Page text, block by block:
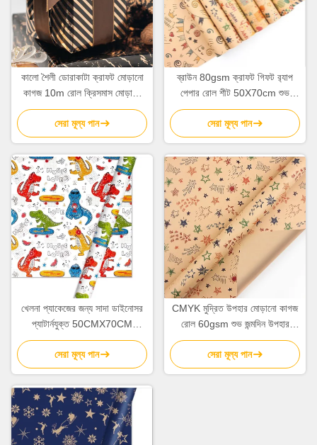
কালো শৈলী ডোরাকাটা ক্রাফট মোড়ানো
কাগজ 10m রোল ক্রিসমাস মোড়ানো
কাগজ OEM
সেরা মূল্য পান
ব্রাউন 80gsm ক্রাফট গিফট র‍্যাপ
পেপার রোল শীট 50X70cm শুভ
জন্মদিন প্যাটার্ন
সেরা মূল্য পান
খেলনা প্যাকেজের জন্য সাদা ডাইনোসর
প্যাটার্নযুক্ত 50CMX70CM
উপহারের মোড়ক পেপার রোল
সেরা মূল্য পান
CMYK মুদ্রিত উপহার মোড়ানো কাগজ
রোল 60gsm শুভ জন্মদিন উপহার
মোড়ানো কাগজ
সেরা মূল্য পান